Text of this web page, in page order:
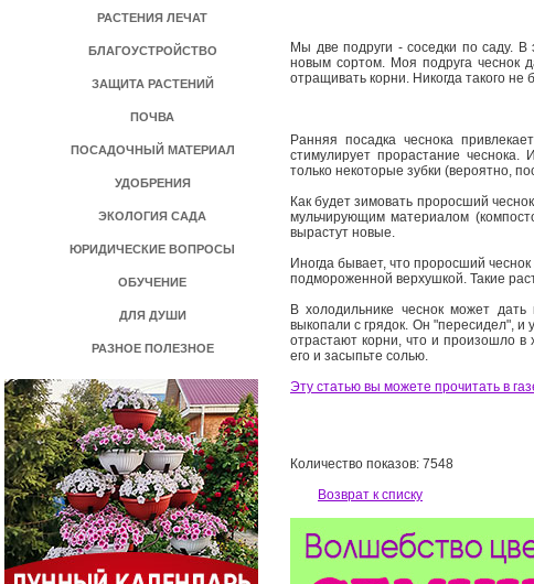
РАСТЕНИЯ ЛЕЧАТ
БЛАГОУСТРОЙСТВО
ЗАЩИТА РАСТЕНИЙ
ПОЧВА
ПОСАДОЧНЫЙ МАТЕРИАЛ
УДОБРЕНИЯ
ЭКОЛОГИЯ САДА
ЮРИДИЧЕСКИЕ ВОПРОСЫ
ОБУЧЕНИЕ
ДЛЯ ДУШИ
РАЗНОЕ ПОЛЕЗНОЕ
Мы две подруги - соседки по саду.
новым сортом. Моя подруга чеснок
отращивать корни. Никогда такого
Ранняя посадка чеснока
стимулирует прорастание
только некоторые зубки (вероятно,
Как будет зимовать проросший
мульчирующим материалом
вырастут новые.
Иногда бывает, что проросший
подмороженной верхушкой. Такие
В холодильнике чеснок может
выкопали с грядок. Он "пересидел", и
отрастают корни, что и произошло в
его и засыпьте солью.
Эту статью вы можете прочитать в
Количество показов: 7548
Возврат к списку